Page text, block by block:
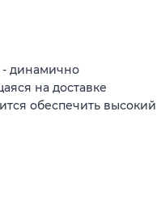
динамично
на доставке
обеспечить высокий